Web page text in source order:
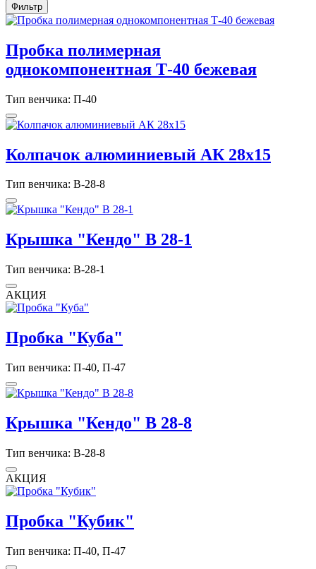
Фильтр
Пробка полимерная
однокомпонентная Т-40 бежевая
Тип венчика: П-40
Колпачок алюминиевый АК 28х15
Тип венчика: В-28-8
Крышка "Кендо" В 28-1
Тип венчика: В-28-1
АКЦИЯ
Пробка "Куба"
Тип венчика: П-40, П-47
Крышка "Кендо" В 28-8
Тип венчика: В-28-8
АКЦИЯ
Пробка "Кубик"
Тип венчика: П-40, П-47